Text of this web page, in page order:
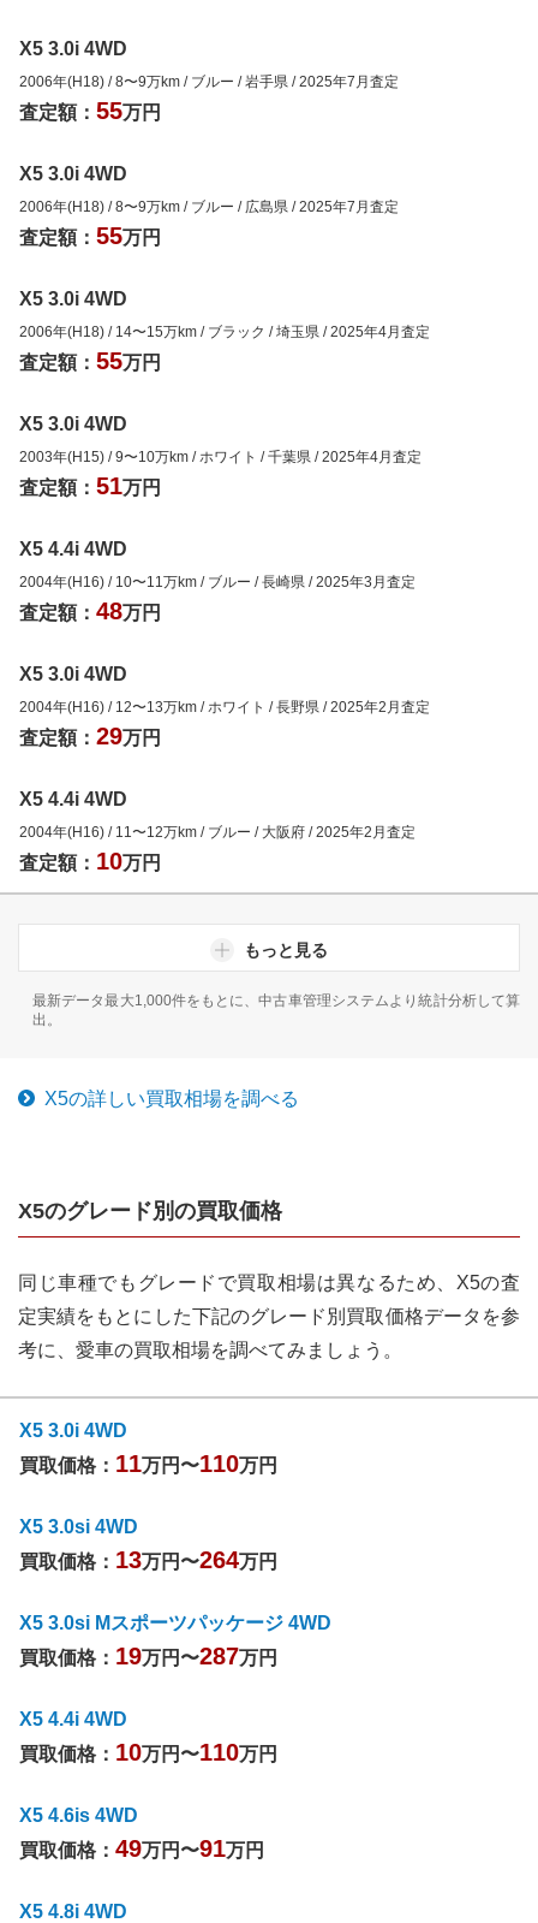
X5 3.0i 4WD
2006年(H18) /8〜9万km / ブルー /岩手県 /2025年7月査定
査定額： 55万円
X5 3.0i 4WD
2006年(H18) /8〜9万km / ブルー / 広島県 /2025年7月査定
査定額： 55万円
X5 3.0i 4WD
2006年(H18) / 14〜15万km / ブラック /埼玉県 /2025年4月査定
査定額： 55万円
X5 3.0i 4WD
2003年(H15) /9〜10万km / ホワイト /千葉県 /2025年4月査定
査定額： 51万円
X5 4.4i 4WD
2004年(H16) / 10〜11 万km / ブルー /長崎県 /2025年3月査定
査定額： 48万円
X5 3.0i 4WD
2004年(H16) / 12〜13万km / ホワイト /長野県 /2025年2月査定
査定額： 29万円
X5 4.4i 4WD
2004年(H16) / 11 〜12万km / ブルー / 大阪府 /2025年2月査定
査定額： 10万円
もっと見る
最新データ最大1,000件をもとに、中古車管理システムより統計分析して算
出。
X5の詳しい買取相場を調べる
X5のグレード別の買取価格
同じ車種でもグレードで買取相場は異なるため、 X5の査
定実績をもとにした下記のグレード別買取価格データを参
考に、愛車の買取相場を調べてみましょう。
X5 3.0i 4WD
買取価格： 11万円〜110万円
X5 3.0si 4WD
買取価格： 13万円〜264万円
X5 3.0si Mスポーツパッケージ 4WD
買取価格： 19万円〜287万円
X5 4.4i 4WD
買取価格： 10万円〜110万円
X5 4.6is 4WD
買取価格： 49万円〜91万円
X5 4.8i 4WD